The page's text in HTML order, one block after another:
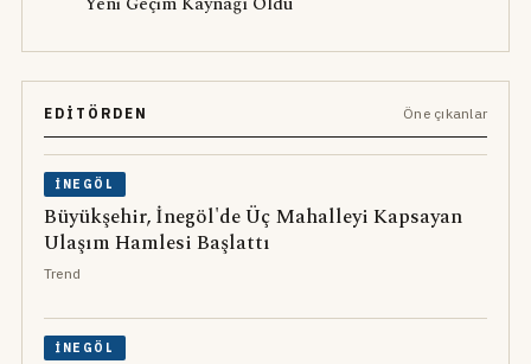
EDITÖRDEN Öne çıkanlar
İNEGÖL
Büyükşehir, İnegöl'de Üç Mahalleyi Kapsayan
Ulaşım Hamlesi Başlattı
Trend
İNEGÖL